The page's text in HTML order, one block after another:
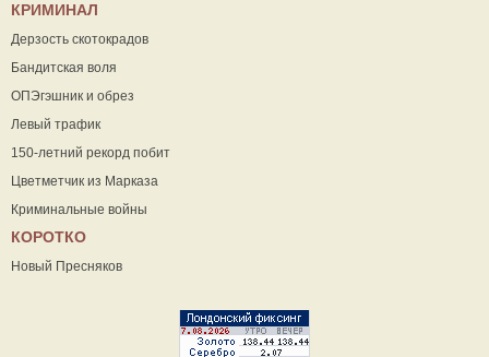
КРИМИНАЛ
Дерзость скотокрадов
Бандитская воля
ОПЭгэшник и обрез
Левый трафик
150-летний рекорд побит
Цветметчик из Марказа
Криминальные войны
КОРОТКО
Новый Пресняков